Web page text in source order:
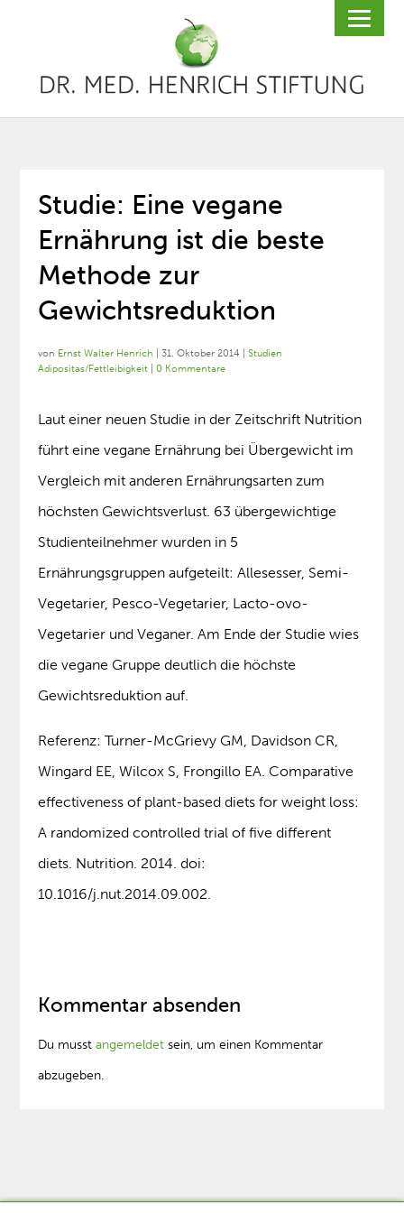
Studie: Eine vegane
Ernährung ist die beste
Methode zur
Gewichtsreduktion
von Ernst Walter Henrich |31. Oktober 2014 |Studien
Adipositas/Fettleibigkeit |0 Kommentare
Laut einer neuen Studie in der Zeitschrift Nutrition
führt eine vegane Ernährung bei Übergewicht im
Vergleich mit anderen Ernährungsarten zum
höchsten Gewichtsverlust. 63 übergewichtige
Studienteilnehmer wurden in 5
Ernährungsgruppen aufgeteilt: Allesesser, Semi-
Vegetarier, Pesco-Vegetarier, Lacto-ovo-
Vegetarier und Veganer. Am Ende der Studie wies
die vegane Gruppe deutlich die höchste
Gewichtsreduktion auf.
Referenz: Turner-McGrievy GM, Davidson CR,
Wingard EE, Wilcox S, Frongillo EA. Comparative
effectiveness of plant-based diets for weight loss:
A randomized controlled trial of five different
diets. Nutrition. 2014. doi:
10.1016/j.nut.2014.09.002.
Kommentar absenden
Du musstangemeldet sein, um einen Kommentar
abzugeben.